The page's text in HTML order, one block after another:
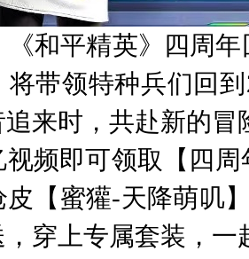
平精英》四周年
带领特种兵们回
来时，共赴新的冒
即可领取【四周
【蜜獾-天降萌叽
穿上专属套装，一